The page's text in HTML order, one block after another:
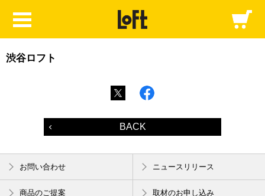
渋谷ロフト
BACK
お問い合わせ ニュースリリース
商品のご提案 取材のお申し込み